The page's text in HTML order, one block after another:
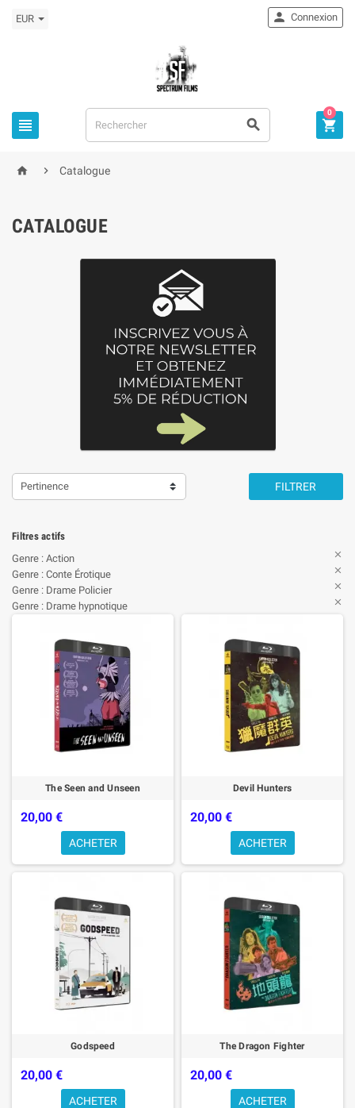
EUR
 
 Connexion

0
home  Catalogue
CATALOGUE
Pertinence FILTRER
Filtres actifs
Genre : Action

Genre : Conte Érotique 
Genre : Drame Policier 
Genre : Drame hypnotique 
The Seen and Unseen
20,00 €
ACHETER
Devil Hunters
20,00 €
ACHETER
Godspeed
20,00 €
ACHETER
The Dragon Fighter
20,00 €
ACHETER